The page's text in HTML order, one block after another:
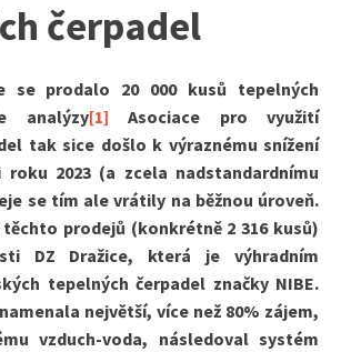
čerpadel
se prodalo 20 000 kusů tepelných
analýzy[1] Asociace pro využití
tak sice došlo k výraznému snížení
2023 (a zcela nadstandardnímu
se tím ale vrátily na běžnou úroveň.
těchto prodejů (konkrétně 2 316 kusů)
DZ Dražice, která je výhradním
tepelných čerpadel značky NIBE.
největší, více než 80% zájem,
vzduch-voda, následoval systém